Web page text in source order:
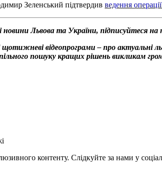
Зеленський підтвердив ведення
Львова та України, підписуйтеся на
відеопрограми – про актуальні
спільного пошуку кращих рішень викликам
контенту. Слідкуйте за нами у